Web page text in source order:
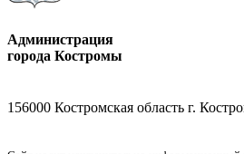
Администрация
города Костромы
156000 Костромская область г.